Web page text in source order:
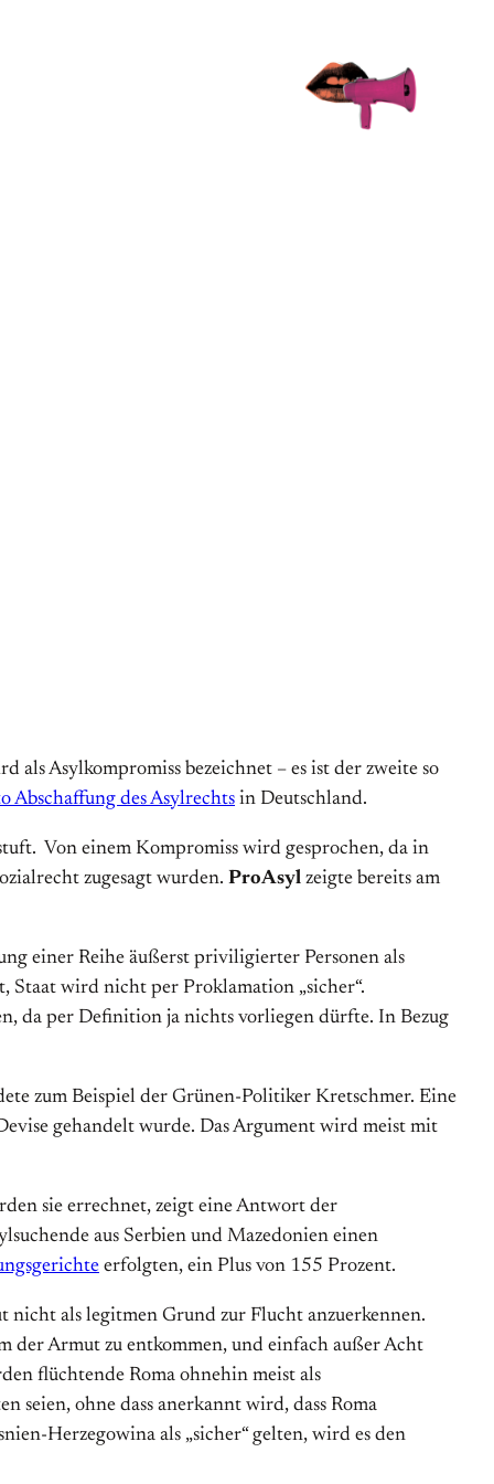
als Asylkompromiss bezeichnet – es ist der zweite so
Abschaffung des Asylrechts in Deutschland.
Von einem Kompromiss wird gesprochen, da in
zugesagt wurden. ProAsyl zeigte bereits am
einer Reihe äußerst priviligierter Personen als
Staat wird nicht per Proklamation „sicher“.
da per Definition ja nichts vorliegen dürfte. In Bezug
zum Beispiel der Grünen-Politiker Kretschmer. Eine
gehandelt wurde. Das Argument wird meist mit
sie errechnet, zeigt eine Antwort der
aus Serbien und Mazedonien einen
erfolgten, ein Plus von 155 Prozent.
nicht als legitmen Grund zur Flucht anzuerkennen.
der Armut zu entkommen, und einfach außer Acht
flüchtende Roma ohnehin meist als
seien, ohne dass anerkannt wird, dass Roma
Herzegowina als „sicher“ gelten, wird es den